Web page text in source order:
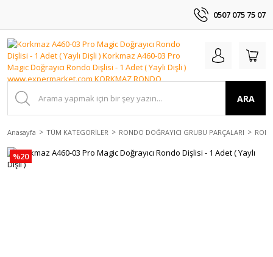
0507 075 75 07
ARA
Anasayfa TÜM KATEGORİLER RONDO DOĞRAYICI GRUBU PARÇALARI
%20